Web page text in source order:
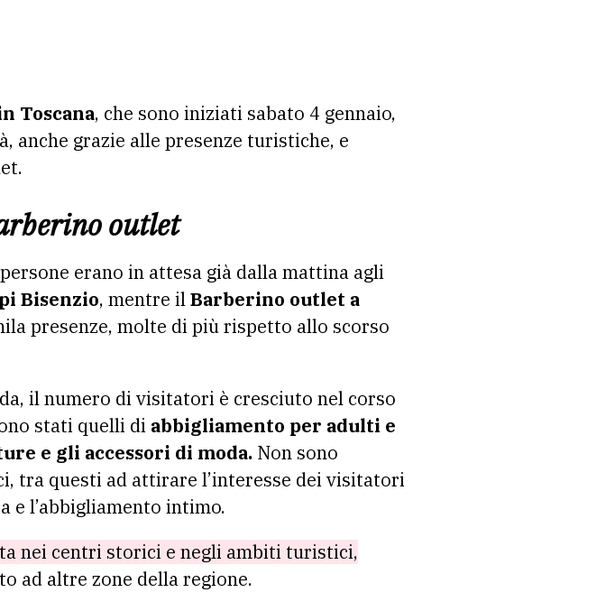
Toscana, che sono iniziati sabato 4 gennaio,
anche grazie alle presenze turistiche, e
outlet
erano in attesa già dalla mattina agli
Bisenzio, mentre ilBarberino outlet a
presenze, molte di più rispetto allo scorso
il numero di visitatori è cresciuto nel corso
stati quelli di abbigliamento per adulti e
e gli accessori di moda. Non sono
tra questi ad attirare l’interesse dei visitatori
e l’abbigliamento intimo.
nei centri storici e negli ambiti turistici,
ad altre zone della regione.